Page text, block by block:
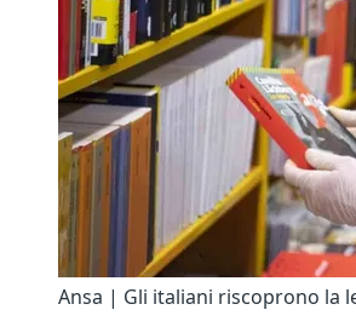
Ansa | Gli italiani riscoprono la